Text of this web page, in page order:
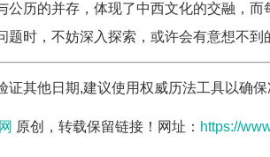
公历的并存，体现了中西文化的交融，
题时，不妨深入探索，或许会有意想不到
证其他日期,建议使用权威历法工具以确保
原创，转载保留链接！网址： https://